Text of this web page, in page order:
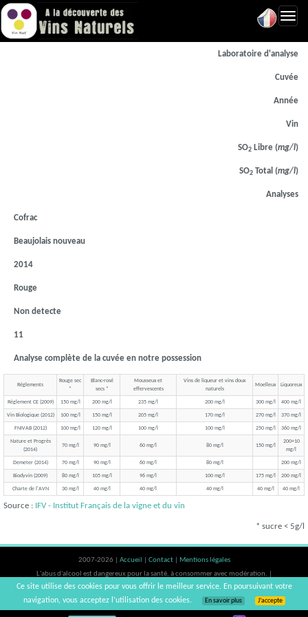
Laboratoire d'analyse
Cuvée
Année
Vin
SO2 Libre (mg/l)
SO2 Total (mg/l)
Analyses
Cofrac
Beaujolais nouveau
2014
Rouge
Non detecte
11
Analyse complète de la cuvée en notre possession
Réglements
Rouge sec
*
Blanc-rosé
secs *
Mousseux et
effervescents
Vins de liqueur et vins doux
naturels
Moelleux Liquoreux
Règlement CE (2009) 150 mg/l 200 mg/l 235 mg/l 200 mg/l 300 mg/l 400 mg/l
Vin Biologique (2012) 100 mg/l 150 mg/l 205 mg/l 170 mg/l 270 mg/l 370 mg/l
FNIVAB (2012) 100 mg/l 120 mg/l 100 mg/l 100 mg/l 250 mg/l 360 mg/l
Nature et Progrès
(2014)
70 mg/l 90 mg/l 60 mg/l 80 mg/l 150 mg/l
200+10
mg/l
Demeter (2014) 70 mg/l 90 mg/l 60 mg/l 80 mg/l 200 mg/l
Biodyvin (2009) 80 mg/l 105 mg/l 96 mg/l 100 mg/l 175 mg/l 200 mg/l
Charte de l'AVN 30 mg/l 40 mg/l 40 mg/l 40 mg/l 40 mg/l 40 mg/l
Source : IFV - Institut Français de la vigne et du vin
* sucre < 5g/l
2007-2026 | Accueil Contact
Mentions légales
L'abus d'alcool est dangereux pour la santé, à consommer avec modération. |
vinsnaturels | v3.12
Ce site utilise des cookies pour vous offrir le meilleur service. En poursuivant votre
navigation, vous acceptez l’utilisation des cookies.
En savoir plus J’accepte